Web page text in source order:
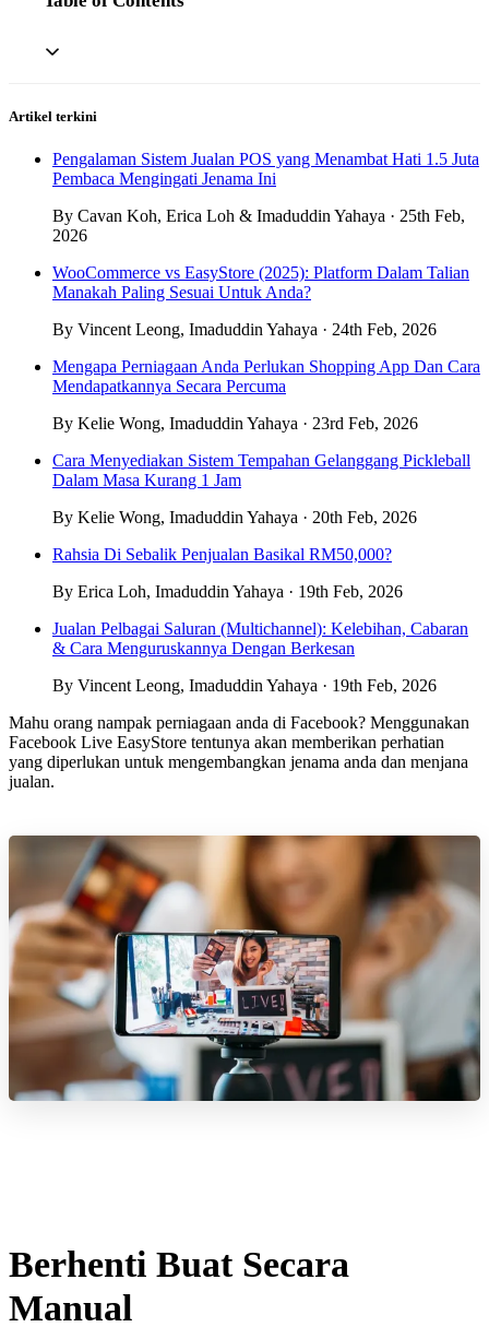
Artikel terkini
Pengalaman Sistem Jualan POS yang Menambat Hati 1.5 Juta
Pembaca Mengingati Jenama Ini
By Cavan Koh, Erica Loh & Imaduddin Yahaya · 25th Feb,
2026
WooCommerce vs EasyStore (2025): Platform Dalam Talian
Manakah Paling Sesuai Untuk Anda?
By Vincent Leong, Imaduddin Yahaya · 24th Feb, 2026
Mengapa Perniagaan Anda Perlukan Shopping App Dan Cara
Mendapatkannya Secara Percuma
By Kelie Wong, Imaduddin Yahaya · 23rd Feb, 2026
Cara Menyediakan Sistem Tempahan Gelanggang Pickleball
Dalam Masa Kurang 1 Jam
By Kelie Wong, Imaduddin Yahaya · 20th Feb, 2026
Rahsia Di Sebalik Penjualan Basikal RM50,000?
By Erica Loh, Imaduddin Yahaya · 19th Feb, 2026
Jualan Pelbagai Saluran (Multichannel): Kelebihan, Cabaran
& Cara Menguruskannya Dengan Berkesan
By Vincent Leong, Imaduddin Yahaya · 19th Feb, 2026
Mahu orang nampak perniagaan anda di Facebook? Menggunakan
Facebook Live EasyStore tentunya akan memberikan perhatian
yang diperlukan untuk mengembangkan jenama anda dan menjana
jualan.
Berhenti Buat Secara
Manual